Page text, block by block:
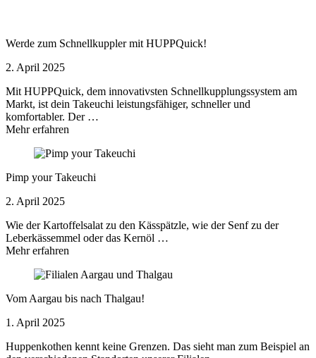
Werde zum Schnellkuppler mit HUPPQuick!
2. April 2025
Mit HUPPQuick, dem innovativsten Schnell­kupplungs­system am
Markt, ist dein Takeuchi leistungsfähiger, schneller und
komfortabler. Der …
Mehr erfahren
Pimp your Takeuchi
2. April 2025
Wie der Kartoffelsalat zu den Kässpätzle, wie der Senf zu der
Leberkässemmel oder das Kernöl …
Mehr erfahren
Vom Aargau bis nach Thalgau!
1. April 2025
Huppenkothen kennt keine Grenzen. Das sieht man zum Beispiel an